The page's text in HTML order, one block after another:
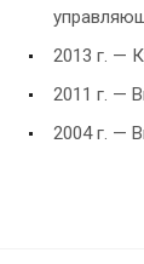
2013 г. —
2011 г. —
2004 г. —